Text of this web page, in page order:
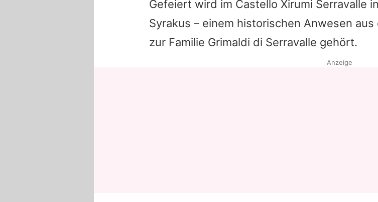
Utiq verwalten
Gefeiert wird im Castello Xirumi Serravalle
Syrakus – einem historischen Anwesen
zur Familie Grimaldi di Serravalle gehört.
Anzeige